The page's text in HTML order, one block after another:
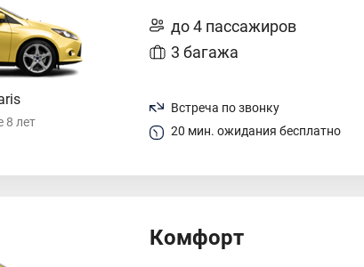
8 лет
до 4 пассажиров
3 багажа
Встреча по звонку
20 мин. ожидания бесплатно
Комфорт